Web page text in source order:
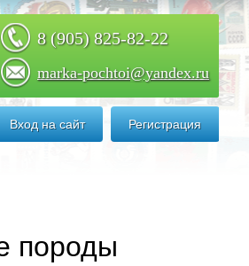
8 (905) 825-82-22
marka-pochtoi@yandex.ru
Вход на сайт Регистрация
породы